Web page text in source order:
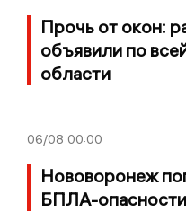
Прочь от окон:
объявили по
области
06/08 00:00
Нововоронеж
БПЛА-опасности